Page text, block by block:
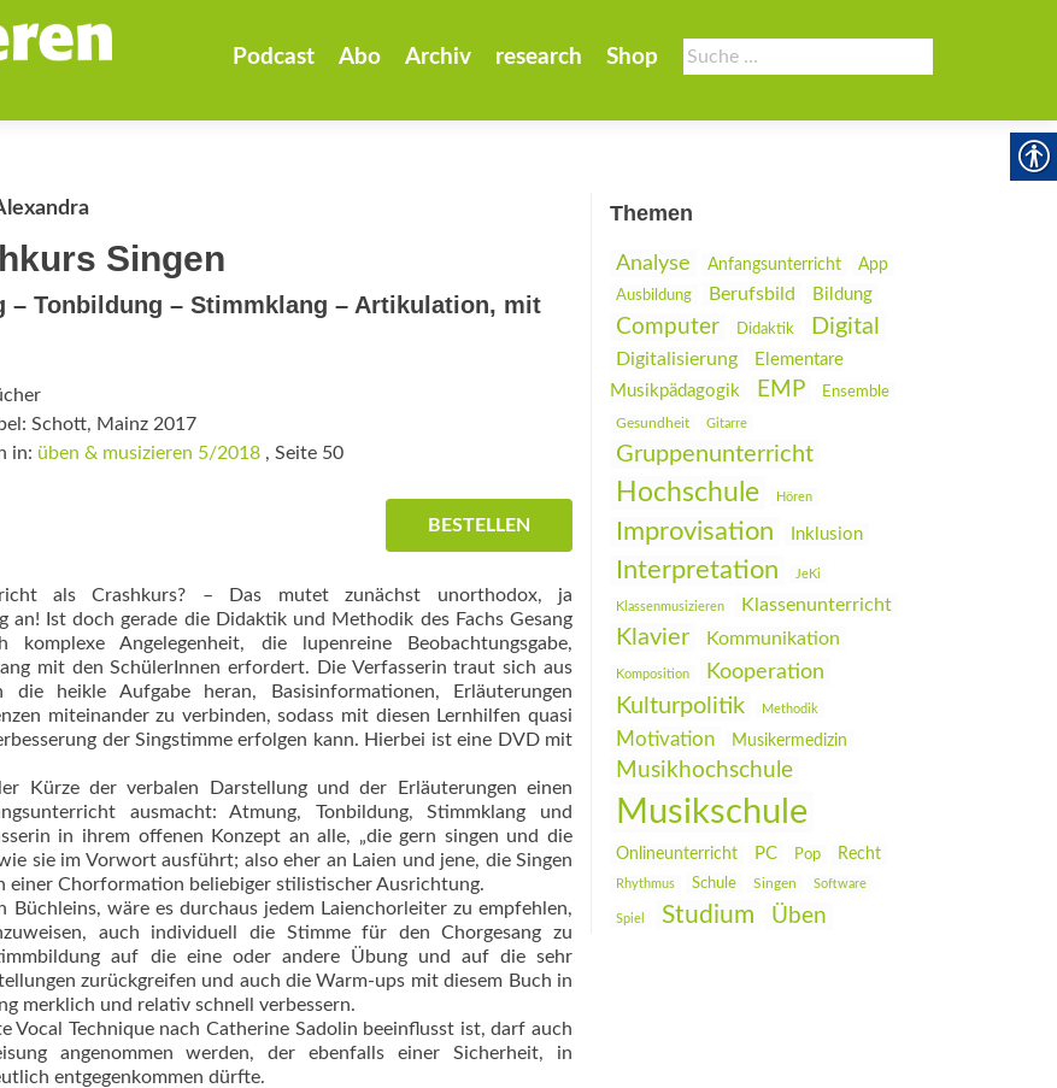
Suche
nach:
Podcast Abo Archiv research Shop
Singen
– Tonbildung – Stimmklang – Artikulation, mit
Schott, Mainz 2017
in: üben & musizieren 5/2018, Seite 50
BESTELLEN
als Crashkurs? – Das mutet zunächst unorthodox, ja
an! Ist doch gerade die Didaktik und Methodik des Fachs Gesang
komplexe Angelegenheit, die lupenreine Beobachtungsgabe,
mit den SchülerInnen erfordert. Die Verfasserin traut sich aus
heikle Aufgabe heran, Basisinformationen, Erläuterungen
miteinander zu verbinden, sodass mit diesen Lernhilfen quasi
der Singstimme erfolgen kann. Hierbei ist eine DVD mit
Kürze der verbalen Darstellung und der Erläuterungen einen
ausmacht: Atmung, Tonbildung, Stimmklang und
in ihrem offenen Konzept an alle, „die gern singen und die
sie im Vorwort ausführt; also eher an Laien und jene, die Singen
einer Chorformation beliebiger stilistischer Ausrichtung.
Büchleins, wäre es durchaus jedem Laienchorleiter zu empfehlen,
auch individuell die Stimme für den Chorgesang zu
auf die eine oder andere Übung und auf die sehr
zurückgreifen und auch die Warm-ups mit diesem Buch in
merklich und relativ schnell verbessern.
Vocal Technique nach Catherine Sadolin beeinflusst ist, darf auch
angenommen wer­den, der ebenfalls einer Sicherheit, in
entgegenkommen dürfte.
Themen
Analyse Anfangsunterricht
App
Ausbildung
Berufsbild Bildung
Computer Didaktik Digital
Digitalisierung
Elementare
Musikpädagogik
EMP Ensemble
Gesundheit Gitarre
Gruppenunterricht
Hochschule Hören
Improvisation Inklusion
Interpretation JeKi
Klassenmusizieren Klassenunterricht
Klavier Kommunikation
Komposition Kooperation
Kulturpolitik Methodik
Motivation Musikermedizin
Musikhochschule
Musikschule
Onlineunterricht PC Pop Recht
Rhythmus Schule Singen Software
Spiel Studium Üben